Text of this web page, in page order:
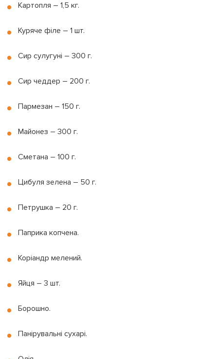
Картопля – 1,5 кг.
Куряче філе – 1 шт.
Сир сулугуні – 300 г.
Сир чеддер – 200 г.
Пармезан – 150 г.
Майонез – 300 г.
Сметана – 100 г.
Цибуля зелена – 50 г.
Петрушка – 20 г.
Паприка копчена.
Коріандр мелений.
Яйця – 3 шт.
Борошно.
Панірувальні сухарі.